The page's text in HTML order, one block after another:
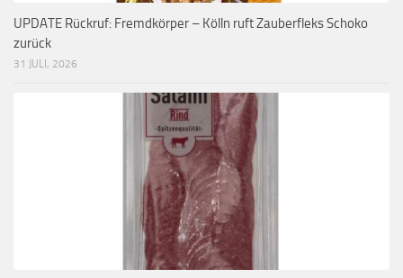
UPDATE Rückruf: Fremdkörper – Kölln ruft Zauberfleks Schoko
zurück
31 JULI, 2026